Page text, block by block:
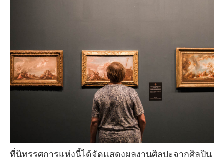
ที่นิทรรศการแห่งนี้ได้จัดแสดงผลงานศิลปะจากศิลปิน